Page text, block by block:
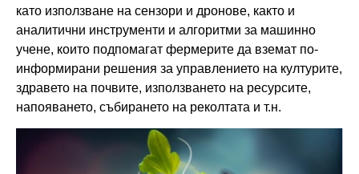
като използване на сензори и дронове, както и
аналитични инструменти и алгоритми за машинно
учене, които подпомагат фермерите да вземат по-
информирани решения за управлението на културите,
здравето на почвите, използването на ресурсите,
напояването, събирането на реколтата и т.н.